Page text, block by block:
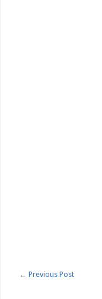
← Previous Post